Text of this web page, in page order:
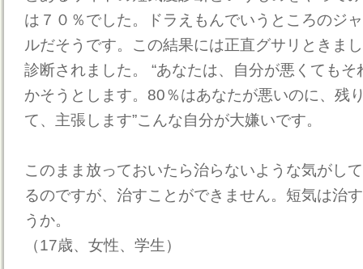
は７０％でした。ドラえもんでいうところのジ
ルだそうです。この結果には正直グサリときま
診断されました。 “あなたは、自分が悪くても
かそうとします。80％はあなたが悪いのに、残
て、主張します”こんな自分が大嫌いです。
このまま放っておいたら治らないような気がし
るのですが、治すことができません。短気は治
うか。
（17歳、女性、学生）